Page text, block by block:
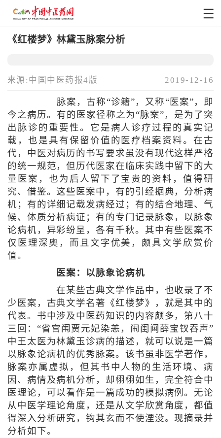
《红楼梦》林黛玉脉案分析
来源:中国中医药报4版 2019-12-16
脉案，古称“诊籍”，又称“医案”，即
今之病历。有的医家径称之为“脉案”，是为了突
出脉诊的重要性。它是病人诊疗过程的真实记
载，也是具有保留价值的医疗档案资料。在古
代，中医对病历的书写要求虽没有现代这样严格
的统一规范，但历代医家在临床实践中留下的大
量医案，也为后人留下了宝贵的资料，值得研
究、借鉴。这些医案中，有的引经据典，分析病
机；有的详细记载发病经过；有的结合地理、气
候、体质分析病证；有的专门记录脉象，以脉象
论病机，异彩纷呈，各有千秋。其中有些医案不
仅医理深奥，而且文字优美，颇具文学欣赏价
值。
医案：以脉象论病机
在某些古典文学作品中，也收录了不
少医案，古典文学名著《红楼梦》，就是其中的
代表。书中涉及中医药知识的内容颇多，第八十
三回：“省宫闱贾元妃染恙，闹闺阃薛宝钗吞声”
中王太医为林黛玉诊病的描述，就可以说是一篇
以脉象论病机的优秀脉案。该书虽非医学著作，
脉案亦属虚拟，但其书中人物的生活环境、病
因、病情及病机分析，却栩栩如生，完全符合中
医理论，可以看作是一篇成功的模拟病例。无论
从中医学理论角度，还是从文学欣赏角度，都值
得深入分析研究，钩其玄而不使湮没。现摘录并
分析如下。